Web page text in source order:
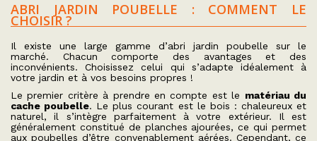
ABRI JARDIN POUBELLE : COMMENT LE
CHOISIR ?
Il existe une large gamme d’abri jardin poubelle sur le
marché. Chacun comporte des avantages et des
inconvénients. Choisissez celui qui s’adapte idéalement à
votre jardin et à vos besoins propres !
Le premier critère à prendre en compte est le matériau du
cache poubelle. Le plus courant est le bois : chaleureux et
naturel, il s’intègre parfaitement à votre extérieur. Il est
généralement constitué de planches ajourées, ce qui permet
aux poubelles d’être convenablement aérées. Cependant, ce